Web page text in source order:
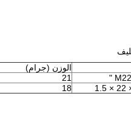
الوزن (جرام)
21
18